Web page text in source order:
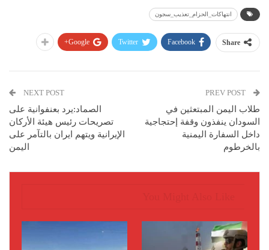
انتهاكات_الحزام_تعذيب_سجون
Share
Facebook
Twitter
Google+
طلاب اليمن المبتعثين في
السودان ينفذون وقفة إحتجاجية
داخل السفارة اليمنية
بالخرطوم
NEXT POST
الصماد:يرد بعنفوانية على
تصريحات رئيس هيئة الأركان
الإيرانية ويتهم ايران بالتآمر على
اليمن